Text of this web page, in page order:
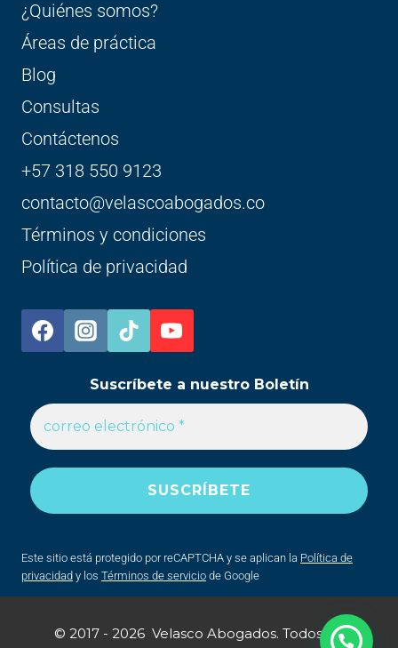
¿Quiénes somos?
Áreas de práctica
Blog
Consultas
Contáctenos
+57 318 550 9123
contacto@velascoabogados.co
Términos y condiciones
Política de privacidad
Suscríbete a nuestro Boletín
Este sitio está protegido por reCAPTCHA y se aplican la Política de
privacidad y los Términos de servicio de Google
© 2017 - 2026 Velasco Abogados. Todos los